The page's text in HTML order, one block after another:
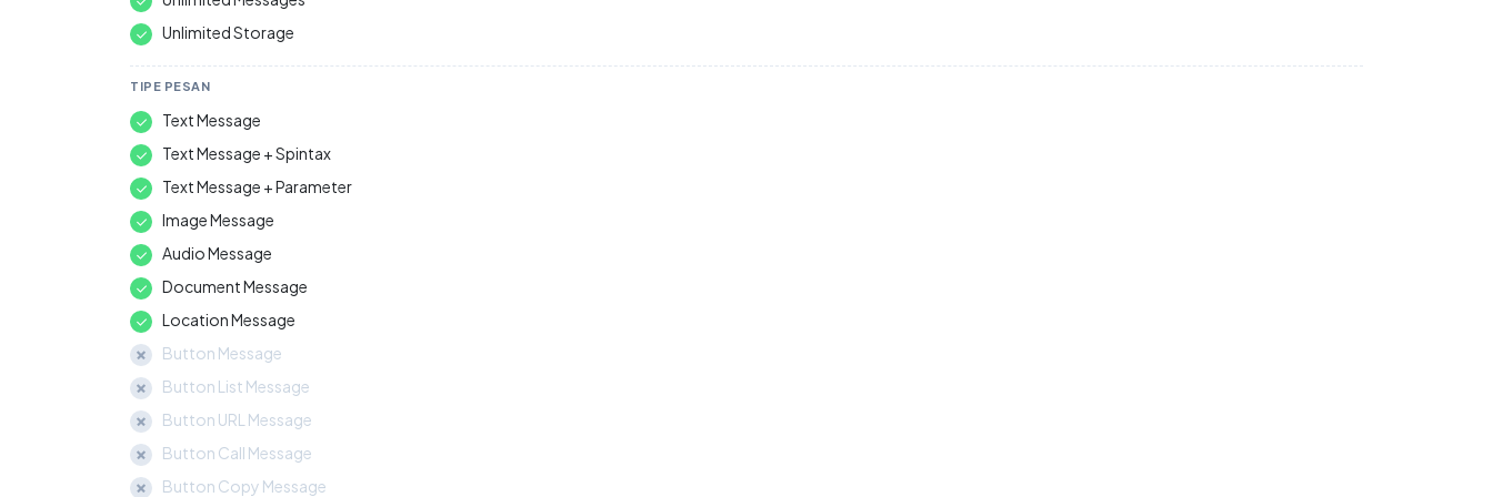
Unlimited Storage
TIPE PESAN
Text Message
Text Message + Spintax
Text Message + Parameter
Image Message
Audio Message
Document Message
Location Message
Button Message
Button List Message
Button URL Message
Button Call Message
Button Copy Message